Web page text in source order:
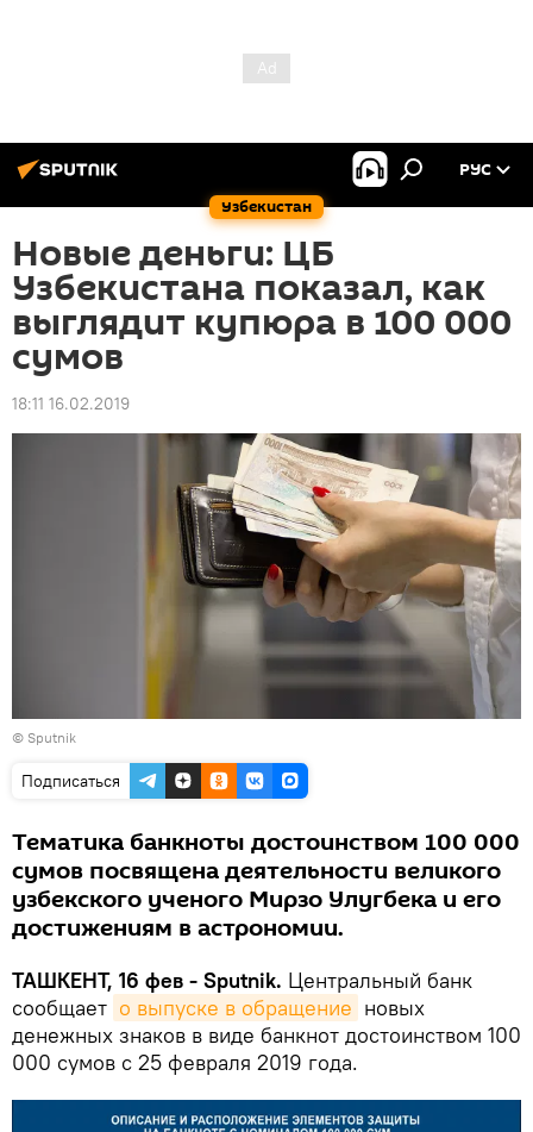
Узбекистан
РУС
Новые деньги: ЦБ
Узбекистана показал, как
выглядит купюра в 100 000
сумов
18:11 16.02.2019
© Sputnik
Подписаться
Тематика банкноты достоинством 100 000
сумов посвящена деятельности великого
узбекского ученого Мирзо Улугбека и его
достижениям в астрономии.
ТАШКЕНТ, 16 фев - Sputnik. Центральный банк
сообщает о выпуске в обращение новых
денежных знаков в виде банкнот достоинством 100
000 сумов с 25 февраля 2019 года.